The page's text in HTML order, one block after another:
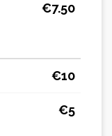
€7.50
€10
€5